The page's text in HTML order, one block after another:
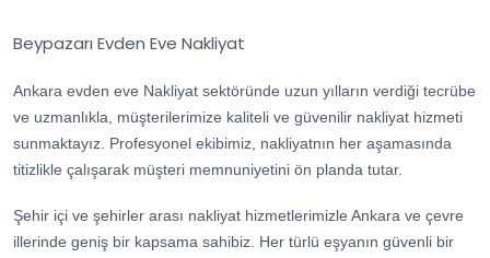
Beypazarı Evden Eve Nakliyat
Ankara evden eve Nakliyat sektöründe uzun yılların verdiği tecrübe
ve uzmanlıkla, müşterilerimize kaliteli ve güvenilir nakliyat hizmeti
sunmaktayız. Profesyonel ekibimiz, nakliyatnın her aşamasında
titizlikle çalışarak müşteri memnuniyetini ön planda tutar.
Şehir içi ve şehirler arası nakliyat hizmetlerimizle Ankara ve çevre
illerinde geniş bir kapsama sahibiz. Her türlü eşyanın güvenli bir